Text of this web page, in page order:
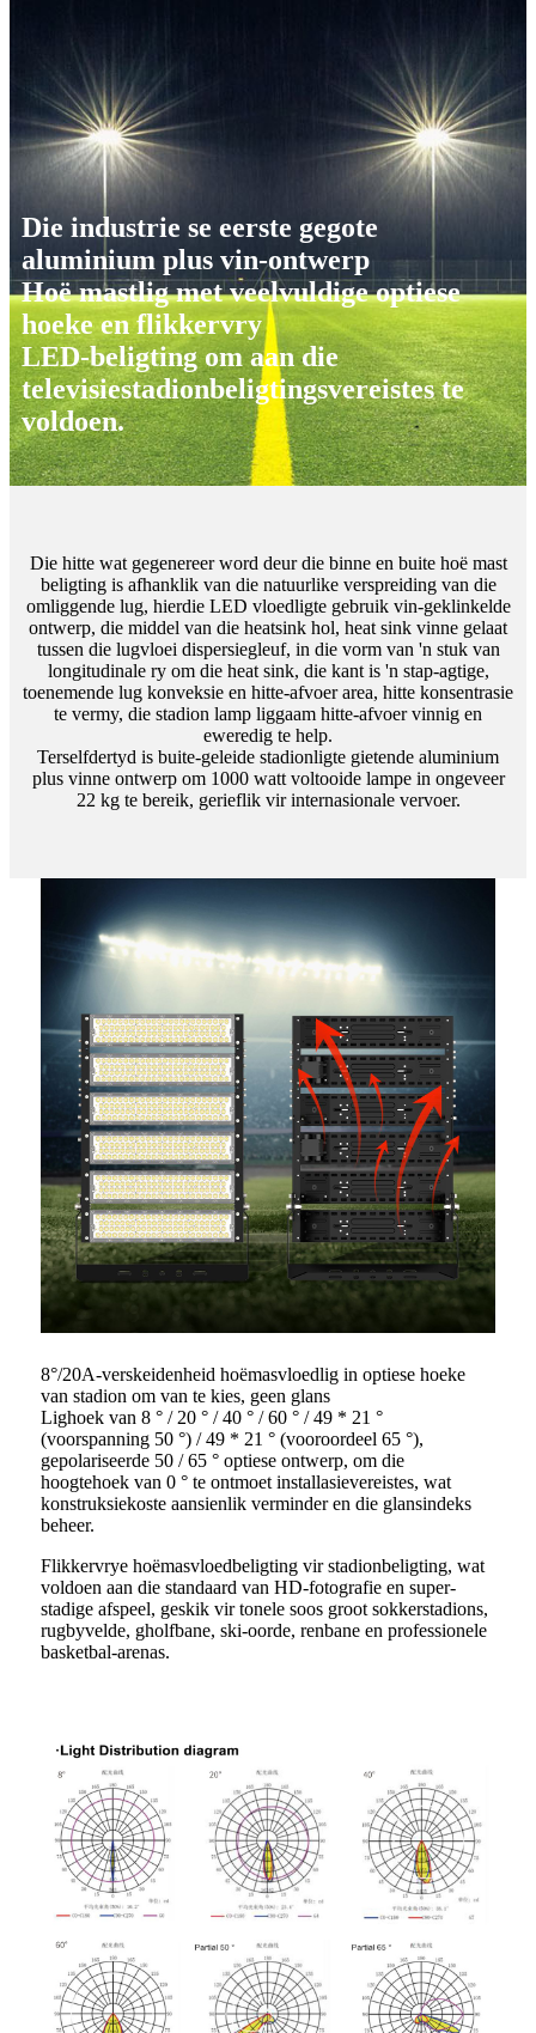
Die industrie se eerste gegote
aluminium plus vin-ontwerp
Hoë mastlig met veelvuldige optiese
hoeke en flikkervry
LED-beligting om aan die
televisiestadionbeligtingsvereistes te
voldoen.
Die hitte wat gegenereer word deur die binne en buite hoë mast
beligting is afhanklik van die natuurlike verspreiding van die
omliggende lug, hierdie LED vloedligte gebruik vin-geklinkelde
ontwerp, die middel van die heatsink hol, heat sink vinne gelaat
tussen die lugvloei dispersiegleuf, in die vorm van 'n stuk van
longitudinale ry om die heat sink, die kant is 'n stap-agtige,
toenemende lug konveksie en hitte-afvoer area, hitte konsentrasie
te vermy, die stadion lamp liggaam hitte-afvoer vinnig en
eweredig te help.
Terselfdertyd is buite-geleide stadionligte gietende aluminium
plus vinne ontwerp om 1000 watt voltooide lampe in ongeveer
22 kg te bereik, gerieflik vir internasionale vervoer.
8°/20A-verskeidenheid hoëmasvloedlig in optiese hoeke
van stadion om van te kies, geen glans
Lighoek van 8 ° / 20 ° / 40 ° / 60 ° / 49 * 21 °
(voorspanning 50 °) / 49 * 21 ° (vooroordeel 65 °),
gepolariseerde 50 / 65 ° optiese ontwerp, om die
hoogtehoek van 0 ° te ontmoet installasievereistes, wat
konstruksiekoste aansienlik verminder en die glansindeks
beheer.
Flikkervrye hoëmasvloedbeligting vir stadionbeligting, wat
voldoen aan die standaard van HD-fotografie en super-
stadige afspeel, geskik vir tonele soos groot sokkerstadions,
rugbyvelde, gholfbane, ski-oorde, renbane en professionele
basketbal-arenas.